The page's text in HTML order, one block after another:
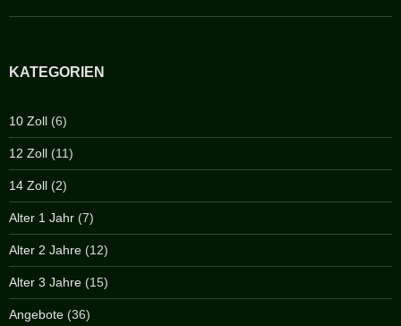
KATEGORIEN
10 Zoll (6)
12 Zoll (11)
14 Zoll (2)
Alter 1 Jahr (7)
Alter 2 Jahre (12)
Alter 3 Jahre (15)
Angebote (36)